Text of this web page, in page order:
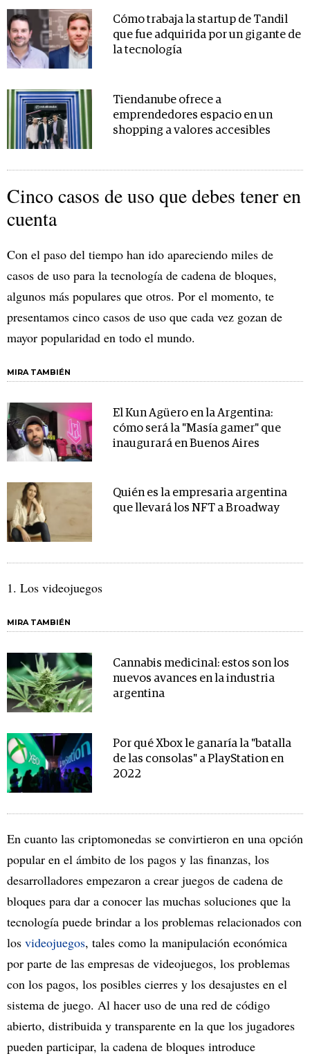
Cómo trabaja la startup de Tandil
que fue adquirida por un gigante de
la tecnología
Tiendanube ofrece a
emprendedores espacio en un
shopping a valores accesibles
Cinco casos de uso que debes tener en
cuenta
Con el paso del tiempo han ido apareciendo miles de
casos de uso para la tecnología de cadena de bloques,
algunos más populares que otros. Por el momento, te
presentamos cinco casos de uso que cada vez gozan de
mayor popularidad en todo el mundo.
MIRA TAMBIÉN
El Kun Agüero en la Argentina:
cómo será la "Masía gamer" que
inaugurará en Buenos Aires
Quién es la empresaria argentina
que llevará los NFT a Broadway
1. Los videojuegos
MIRA TAMBIÉN
Cannabis medicinal: estos son los
nuevos avances en la industria
argentina
Por qué Xbox le ganaría la "batalla
de las consolas" a PlayStation en
2022
En cuanto las criptomonedas se convirtieron en una opción
popular en el ámbito de los pagos y las finanzas, los
desarrolladores empezaron a crear juegos de cadena de
bloques para dar a conocer las muchas soluciones que la
tecnología puede brindar a los problemas relacionados con
los videojuegos, tales como la manipulación económica
por parte de las empresas de videojuegos, los problemas
con los pagos, los posibles cierres y los desajustes en el
sistema de juego. Al hacer uso de una red de código
abierto, distribuida y transparente en la que los jugadores
pueden participar, la cadena de bloques introduce